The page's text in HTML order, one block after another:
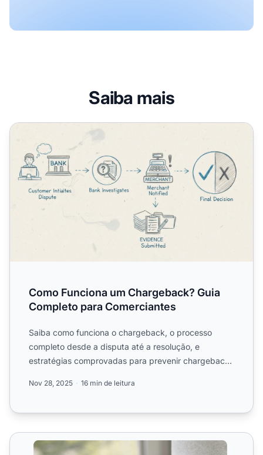
Saiba mais
Como Funciona um Chargeback? Guia Completo para
Como Funciona um Chargeback? Guia
Completo para Comerciantes
Saiba como funciona o chargeback, o processo
completo desde a disputa até a resolução, e
estratégias comprovadas para prevenir chargebacks
Nov 28, 2025 16 min de leitura
Chargebacks e Reembolsos